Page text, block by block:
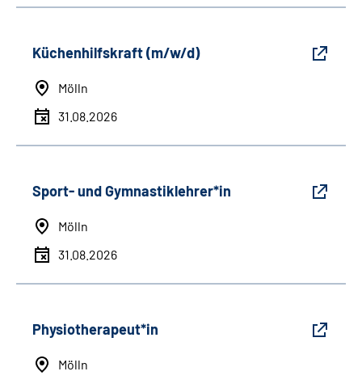
Küchenhilfskraft (m/w/d)
Mölln
31.08.2026
Sport- und Gymnastiklehrer*in
Mölln
31.08.2026
Physiotherapeut*in
Mölln